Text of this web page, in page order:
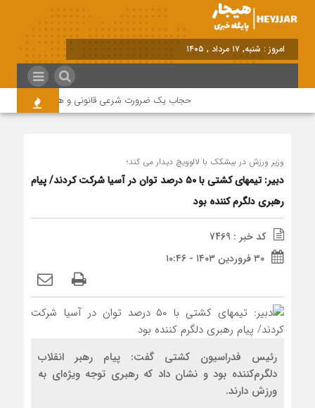
امروز : شنبه, ۱۷ مرداد , ۱۴۰۵
حجاب یک ضرورت شرعی قانونی و همه در این
وزیر ورزش در بیشکک با لالوویچ دیدار می کند؛
دبیر: تیمهای کشتی با ۵۰ درصد توان در آسیا شرکت کردند/ پیام
رهبری دلگرم کننده بود
کد خبر : 7469
۳۰ فروردین ۱۴۰۳ - ۱۰:۴۶
رئیس فدراسیون کشتی گفت: پیام رهبر انقلاب
دلگرم‌کننده بود و نشان داد که رهبری توجه ویژه‌ای به
ورزش دارند.